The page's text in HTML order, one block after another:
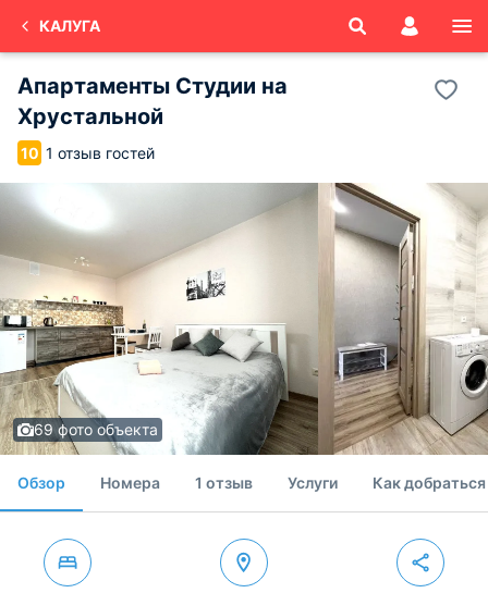
КАЛУГА
Апартаменты Студии на
Хрустальной
10 1 отзыв гостей
69 фото объекта
Обзор Номера 1 отзыв Услуги Как